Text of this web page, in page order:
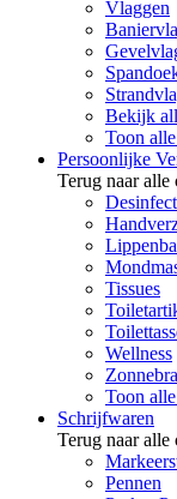
Vlaggen
Bekijk
Toon
Persoonlijke
Terug naar alle
Tissues
Wellness
Toon
Schrijfwaren
Terug naar alle
Pennen